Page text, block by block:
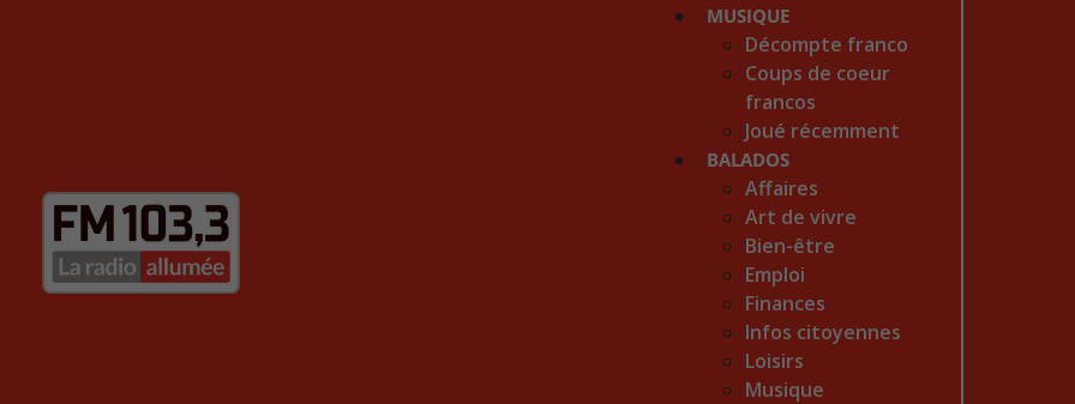
MUSIQUE
Décompte franco
Coups de coeur
francos
Joué récemment
BALADOS
Affaires
Art de vivre
Bien-être
Emploi
Finances
Infos citoyennes
Loisirs
Musique